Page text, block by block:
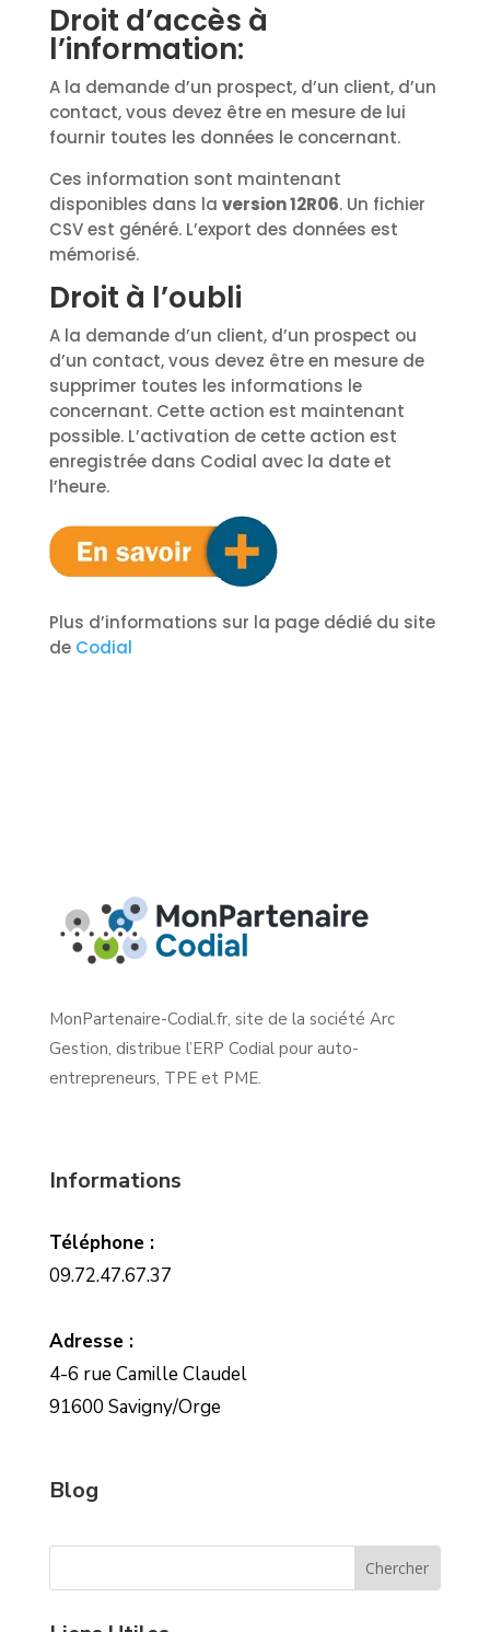
Droit d’accès à
l’information:
A la demande d’un prospect, d’un client, d’un
contact, vous devez être en mesure de lui
fournir toutes les données le concernant.
Ces information sont maintenant
disponibles dans la version 12R06. Un fichier
CSV est généré. L’export des données est
mémorisé.
Droit à l’oubli
A la demande d’un client, d’un prospect ou
d’un contact, vous devez être en mesure de
supprimer toutes les informations le
concernant. Cette action est maintenant
possible. L’activation de cette action est
enregistrée dans Codial avec la date et
l’heure.
Plus d’informations sur la page dédié du site
de Codial
MonPartenaire-Codial.fr, site de la société Arc
Gestion, distribue l’ERP Codial pour auto-
entrepreneurs, TPE et PME.
Informations
Téléphone :
09.72.47.67.37
Adresse :
4-6 rue Camille Claudel
91600 Savigny/Orge
Blog